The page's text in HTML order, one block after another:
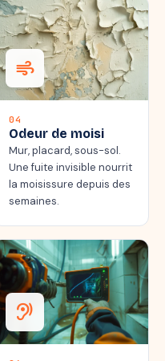
air
04
Odeur de moisi
Mur, placard, sous-sol.
Une fuite invisible nourrit
la moisissure depuis des
semaines.
hearing